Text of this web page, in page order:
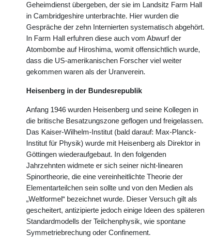
Geheimdienst übergeben, der sie im Landsitz Farm Hall
in Cambridgeshire unterbrachte. Hier wurden die
Gespräche der zehn Internierten systematisch abgehört.
In Farm Hall erfuhren diese auch vom Abwurf der
Atombombe auf Hiroshima, womit offensichtlich wurde,
dass die US-amerikanischen Forscher viel weiter
gekommen waren als der Uranverein.
Heisenberg in der Bundesrepublik
Anfang 1946 wurden Heisenberg und seine Kollegen in
die britische Besatzungszone geflogen und freigelassen.
Das Kaiser-Wilhelm-Institut (bald darauf: Max-Planck-
Institut für Physik) wurde mit Heisenberg als Direktor in
Göttingen wiederaufgebaut. In den folgenden
Jahrzehnten widmete er sich seiner nicht-linearen
Spinortheorie, die eine vereinheitlichte Theorie der
Elementarteilchen sein sollte und von den Medien als
„Weltformel“ bezeichnet wurde. Dieser Versuch gilt als
gescheitert, antizipierte jedoch einige Ideen des späteren
Standardmodells der Teilchenphysik, wie spontane
Symmetriebrechung oder Confinement.